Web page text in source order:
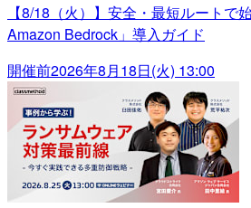
【8/18（火）】安全・最短ルートで
Amazon Bedrock」導入ガイド
開催前2026年8月18日(火) 13:00